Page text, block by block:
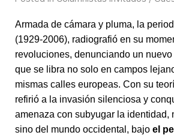
Armada de cámara y pluma, la
(1929-2006), radiografió en su
revoluciones, denunciando un
que se libra no solo en campos
mismas calles europeas. Con su
refirió a la invasión silenciosa y
amenaza con subyugar la identidad,
sino del mundo occidental, bajo el